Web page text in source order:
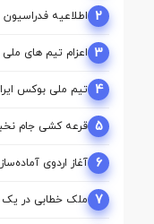
2 اطلاعیه
کمیسیون ها
3 اعزام تیم ‌های
مشترک ازبکستان
4 تیم ملی بوکس
5 قرعه‌ کشی جام
پوشان ایران
6 آغاز اردوی
بازی‌های آسیایی
7 ملک‌ خطابی در یک
ارمنستان/